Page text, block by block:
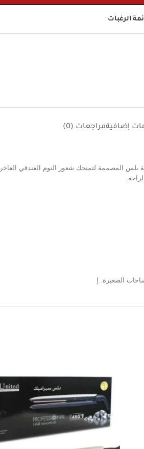
الرغبات
إضافيةمراجعات (0)
بلس المصممة لتمنحك شعور النوم الفندقي
الصغيرة. إ